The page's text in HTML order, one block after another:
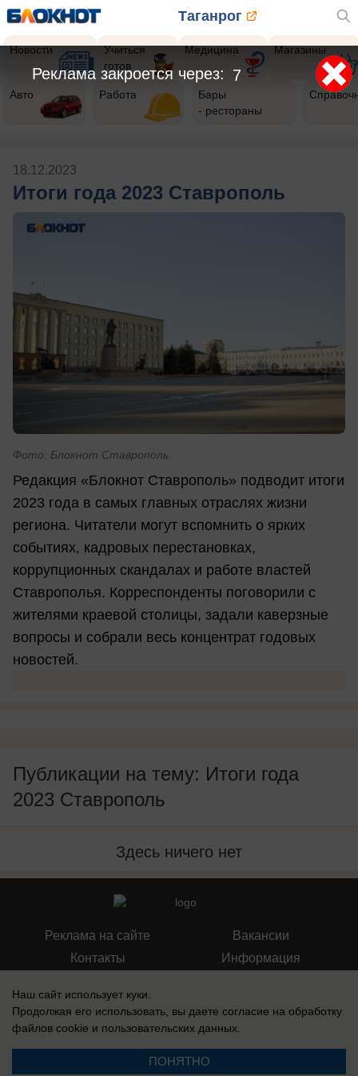
Таганрог
Новости
Учиться
готов
Медицина Магазины
Авто Работа
Бары
- рестораны
18.12.2023
Итоги года 2023 Ставрополь
Фото: Блокнот Ставрополь
Редакция «Блокнот Ставрополь» подводит итоги
2023 года в самых главных отраслях жизни
региона. Читатели могут вспомнить о ярких
событиях, кадровых перестановках,
коррупционных скандалах и работе властей
Ставрополья. Корреспонденты поговорили с
жителями краевой столицы, задали каверзные
вопросы и собрали весь концентрат годовых
новостей.
Публикации на тему: Итоги года
2023 Ставрополь
Здесь ничего нет
Реклама на сайте
Контакты
Вакансии
Информация
службой по надзору в сфере связи, информационных технологий и
массовых коммуникаций (Роскомнадзор) 17 августа 2018 г.
Наш сайт использует куки.
Продолжая его использовать, вы даете согласие на обработку
файлов cookie и пользовательских данных.
ПОНЯТНО
7
Реклама закроется через: